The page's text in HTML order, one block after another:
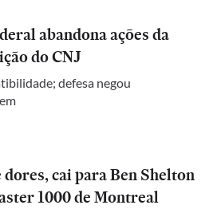
abandona ações da
do CNJ
defesa negou
dores, cai para Ben Shelton
1000 de Montreal